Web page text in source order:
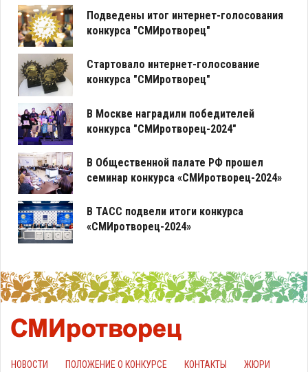
Подведены итог интернет-голосования
конкурса "СМИротворец"
Стартовало интернет-голосование
конкурса "СМИротворец"
В Москве наградили победителей
конкурса "СМИротворец-2024"
В Общественной палате РФ прошел
семинар конкурса «СМИротворец-2024»
В ТАСС подвели итоги конкурса
«СМИротворец-2024»
НОВОСТИ ПОЛОЖЕНИЕ О КОНКУРСЕ КОНТАКТЫ ЖЮРИ